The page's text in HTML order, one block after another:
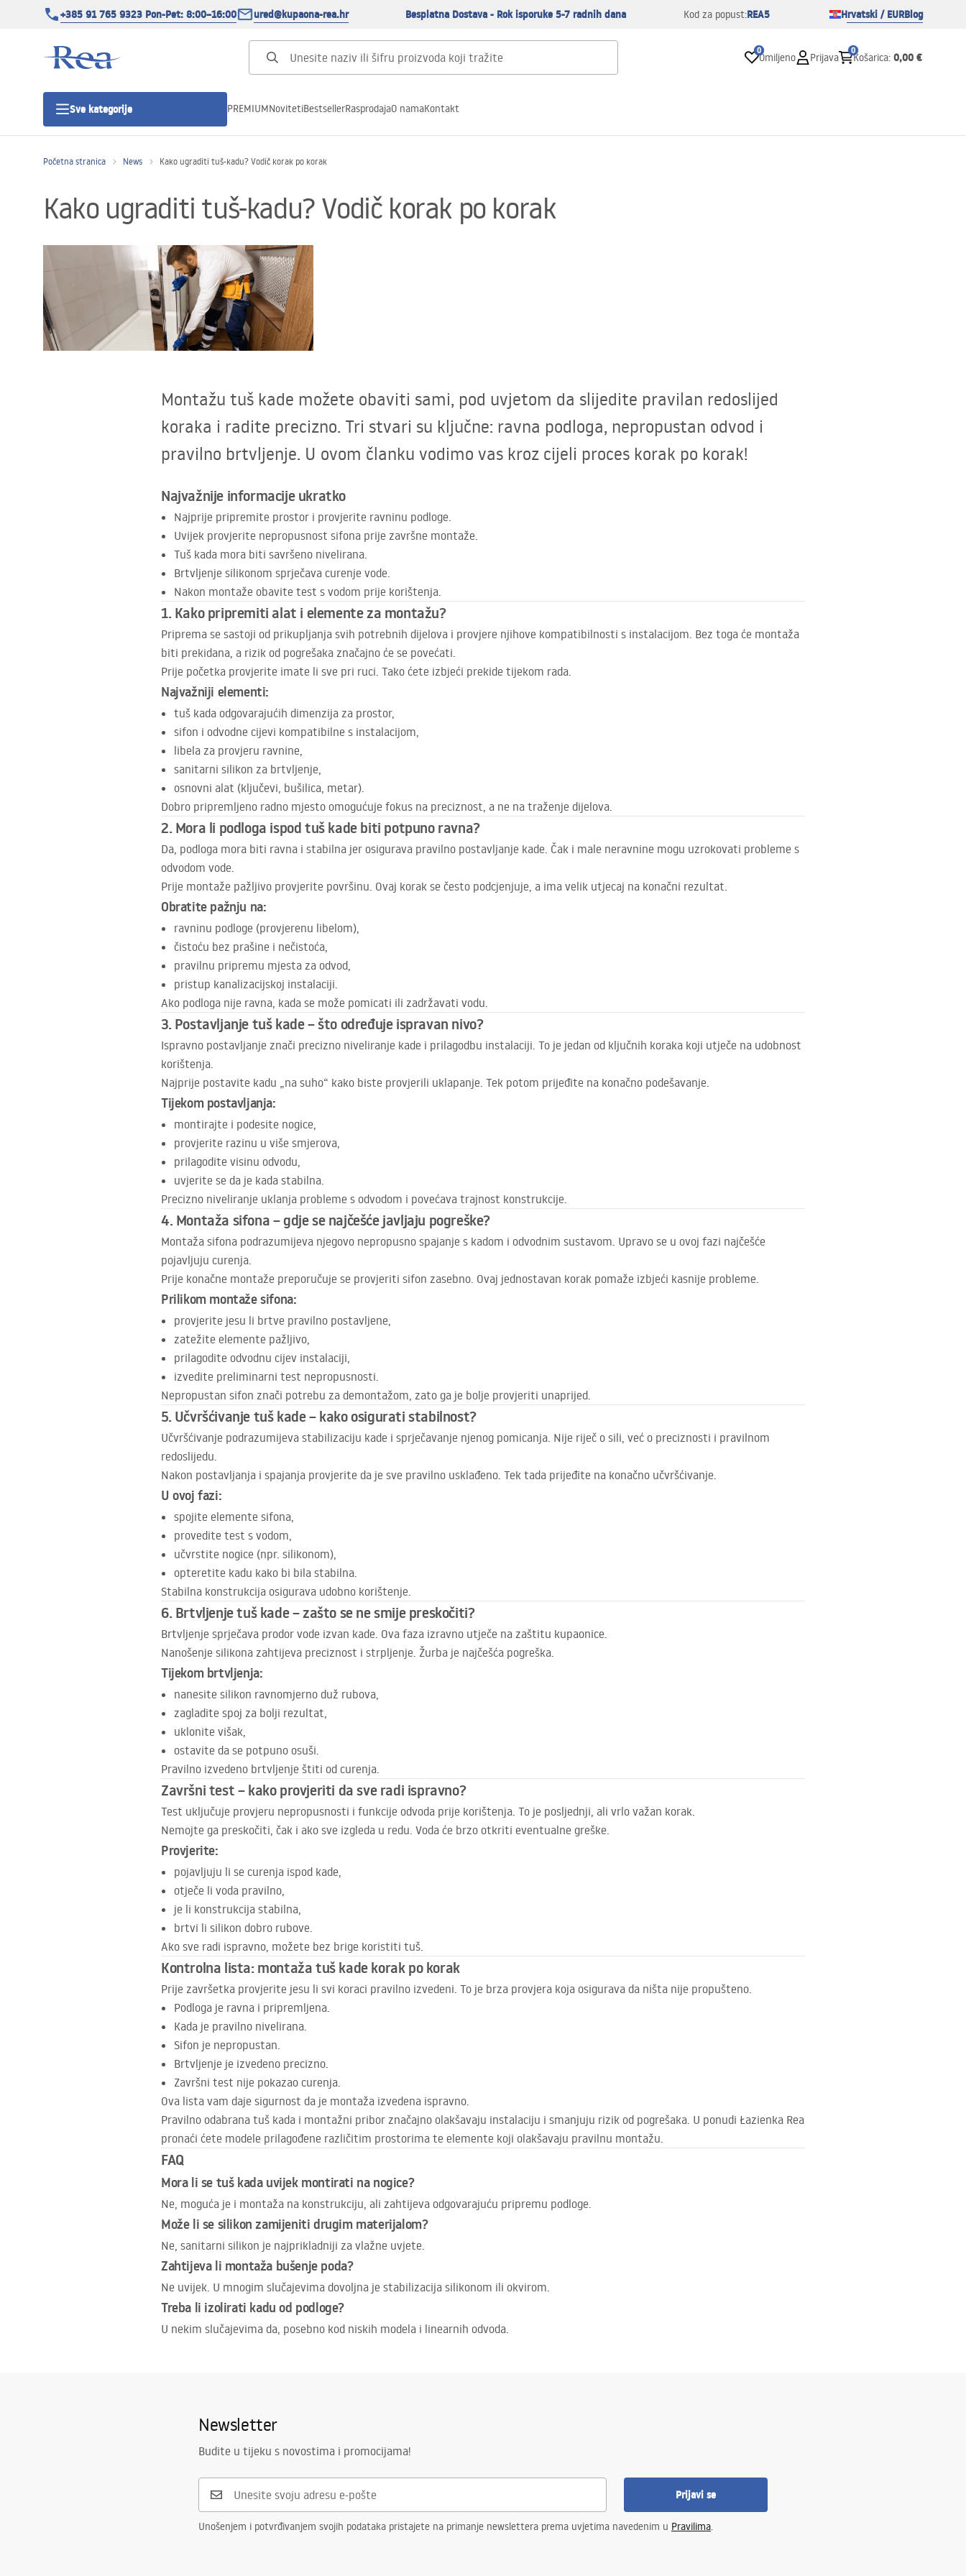
+385 91 765 9323 Pon-Pet: 8:00–16:00 ured@kupaona-rea.hr Besplatna Dostava - Rok isporuke 5-7 radnih dana Kod za popust:REA5 Hrvatski / EURBlog
0
Omiljeno Prijava
0
Košarica: 0,00 €
Sve kategorije
Tuš vrata
Tuš kade
WC školjke
Miješalice, pipe, slavine
Pribor i kupaonski namještaj
PREMIUMNovitetiBestsellerRasprodajaO namaKontakt
Početna stranica News Kako ugraditi tuš-kadu? Vodič korak po korak
Kako ugraditi tuš-kadu? Vodič korak po korak
Montažu tuš kade možete obaviti sami, pod uvjetom da slijedite pravilan redoslijed
koraka i radite precizno. Tri stvari su ključne: ravna podloga, nepropustan odvod i
pravilno brtvljenje. U ovom članku vodimo vas kroz cijeli proces korak po korak!
Najvažnije informacije ukratko
Najprije pripremite prostor i provjerite ravninu podloge.
Uvijek provjerite nepropusnost sifona prije završne montaže.
Tuš kada mora biti savršeno nivelirana.
Brtvljenje silikonom sprječava curenje vode.
Nakon montaže obavite test s vodom prije korištenja.
1. Kako pripremiti alat i elemente za montažu?
Priprema se sastoji od prikupljanja svih potrebnih dijelova i provjere njihove kompatibilnosti s instalacijom. Bez toga će montaža
biti prekidana, a rizik od pogrešaka značajno će se povećati.
Prije početka provjerite imate li sve pri ruci. Tako ćete izbjeći prekide tijekom rada.
Najvažniji elementi:
tuš kada odgovarajućih dimenzija za prostor,
sifon i odvodne cijevi kompatibilne s instalacijom,
libela za provjeru ravnine,
sanitarni silikon za brtvljenje,
osnovni alat (ključevi, bušilica, metar).
Dobro pripremljeno radno mjesto omogućuje fokus na preciznost, a ne na traženje dijelova.
2. Mora li podloga ispod tuš kade biti potpuno ravna?
Da, podloga mora biti ravna i stabilna jer osigurava pravilno postavljanje kade. Čak i male neravnine mogu uzrokovati probleme s
odvodom vode.
Prije montaže pažljivo provjerite površinu. Ovaj korak se često podcjenjuje, a ima velik utjecaj na konačni rezultat.
Obratite pažnju na:
ravninu podloge (provjerenu libelom),
čistoću bez prašine i nečistoća,
pravilnu pripremu mjesta za odvod,
pristup kanalizacijskoj instalaciji.
Ako podloga nije ravna, kada se može pomicati ili zadržavati vodu.
3. Postavljanje tuš kade – što određuje ispravan nivo?
Ispravno postavljanje znači precizno niveliranje kade i prilagodbu instalaciji. To je jedan od ključnih koraka koji utječe na udobnost
korištenja.
Najprije postavite kadu „na suho“ kako biste provjerili uklapanje. Tek potom prijeđite na konačno podešavanje.
Tijekom postavljanja:
montirajte i podesite nogice,
provjerite razinu u više smjerova,
prilagodite visinu odvodu,
uvjerite se da je kada stabilna.
Precizno niveliranje uklanja probleme s odvodom i povećava trajnost konstrukcije.
4. Montaža sifona – gdje se najčešće javljaju pogreške?
Montaža sifona podrazumijeva njegovo nepropusno spajanje s kadom i odvodnim sustavom. Upravo se u ovoj fazi najčešće
pojavljuju curenja.
Prije konačne montaže preporučuje se provjeriti sifon zasebno. Ovaj jednostavan korak pomaže izbjeći kasnije probleme.
Prilikom montaže sifona:
provjerite jesu li brtve pravilno postavljene,
zatežite elemente pažljivo,
prilagodite odvodnu cijev instalaciji,
izvedite preliminarni test nepropusnosti.
Nepropustan sifon znači potrebu za demontažom, zato ga je bolje provjeriti unaprijed.
5. Učvršćivanje tuš kade – kako osigurati stabilnost?
Učvršćivanje podrazumijeva stabilizaciju kade i sprječavanje njenog pomicanja. Nije riječ o sili, već o preciznosti i pravilnom
redoslijedu.
Nakon postavljanja i spajanja provjerite da je sve pravilno usklađeno. Tek tada prijeđite na konačno učvršćivanje.
U ovoj fazi:
spojite elemente sifona,
provedite test s vodom,
učvrstite nogice (npr. silikonom),
opteretite kadu kako bi bila stabilna.
Stabilna konstrukcija osigurava udobno korištenje.
6. Brtvljenje tuš kade – zašto se ne smije preskočiti?
Brtvljenje sprječava prodor vode izvan kade. Ova faza izravno utječe na zaštitu kupaonice.
Nanošenje silikona zahtijeva preciznost i strpljenje. Žurba je najčešća pogreška.
Tijekom brtvljenja:
nanesite silikon ravnomjerno duž rubova,
zagladite spoj za bolji rezultat,
uklonite višak,
ostavite da se potpuno osuši.
Pravilno izvedeno brtvljenje štiti od curenja.
Završni test – kako provjeriti da sve radi ispravno?
Test uključuje provjeru nepropusnosti i funkcije odvoda prije korištenja. To je posljednji, ali vrlo važan korak.
Nemojte ga preskočiti, čak i ako sve izgleda u redu. Voda će brzo otkriti eventualne greške.
Provjerite:
pojavljuju li se curenja ispod kade,
otječe li voda pravilno,
je li konstrukcija stabilna,
brtvi li silikon dobro rubove.
Ako sve radi ispravno, možete bez brige koristiti tuš.
Kontrolna lista: montaža tuš kade korak po korak
Prije završetka provjerite jesu li svi koraci pravilno izvedeni. To je brza provjera koja osigurava da ništa nije propušteno.
Podloga je ravna i pripremljena.
Kada je pravilno nivelirana.
Sifon je nepropustan.
Brtvljenje je izvedeno precizno.
Završni test nije pokazao curenja.
Ova lista vam daje sigurnost da je montaža izvedena ispravno.
Pravilno odabrana tuš kada i montažni pribor značajno olakšavaju instalaciju i smanjuju rizik od pogrešaka. U ponudi Łazienka Rea
pronaći ćete modele prilagođene različitim prostorima te elemente koji olakšavaju pravilnu montažu.
FAQ
Mora li se tuš kada uvijek montirati na nogice?
Ne, moguća je i montaža na konstrukciju, ali zahtijeva odgovarajuću pripremu podloge.
Može li se silikon zamijeniti drugim materijalom?
Ne, sanitarni silikon je najprikladniji za vlažne uvjete.
Zahtijeva li montaža bušenje poda?
Ne uvijek. U mnogim slučajevima dovoljna je stabilizacija silikonom ili okvirom.
Treba li izolirati kadu od podloge?
U nekim slučajevima da, posebno kod niskih modela i linearnih odvoda.
Newsletter
Budite u tijeku s novostima i promocijama!
Prijavi se
Unošenjem i potvrđivanjem svojih podataka pristajete na primanje newslettera prema uvjetima navedenim u Pravilima.